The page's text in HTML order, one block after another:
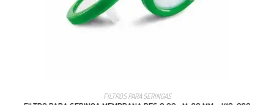
FILTROS PARA SERINGAS